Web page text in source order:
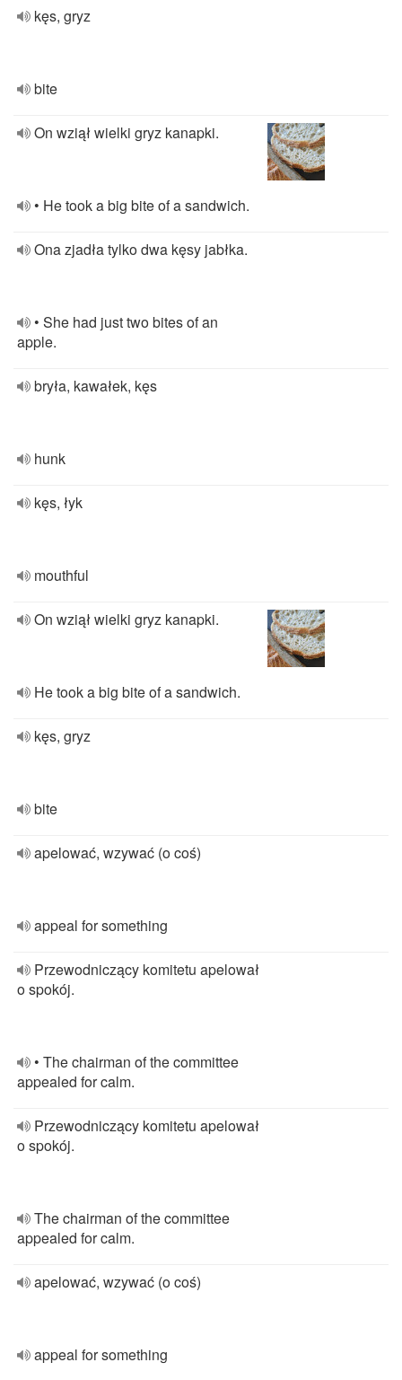
kęs, gryz
bite
On wziął wielki gryz kanapki.
• He took a big bite of a sandwich.
Ona zjadła tylko dwa kęsy jabłka.
• She had just two bites of an
apple.
bryła, kawałek, kęs
hunk
kęs, łyk
mouthful
On wziął wielki gryz kanapki.
He took a big bite of a sandwich.
kęs, gryz
bite
apelować, wzywać (o coś)
appeal for something
Przewodniczący komitetu apelował
o spokój.
• The chairman of the committee
appealed for calm.
Przewodniczący komitetu apelował
o spokój.
The chairman of the committee
appealed for calm.
apelować, wzywać (o coś)
appeal for something